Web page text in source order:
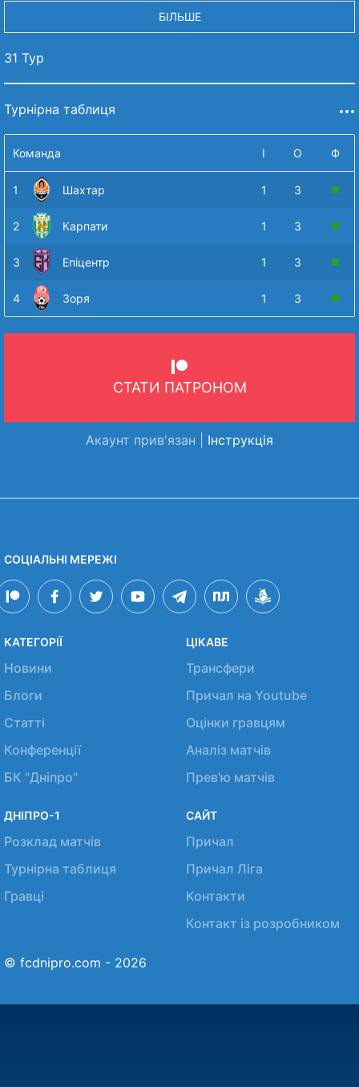
БІЛЬШЕ
31 Тур
Турнірна таблиця
Команда І О Ф
1 Шахтар 1 3
2 Карпати 1 3
3 Епіцентр 1 3
4 Зоря 1 3
СТАТИ ПАТРОНОМ
Акаунт прив'язан | Інструкція
СОЦІАЛЬНІ МЕРЕЖІ
КАТЕГОРІЇ
Новини
Блоги
Статті
Конференції
БК "Дніпро"
ЦІКАВЕ
Трансфери
Причал на Youtube
Оцінки гравцям
Аналіз матчів
Прев'ю матчів
ДНІПРО-1
Розклад матчів
Турнірна таблиця
Гравці
САЙТ
Причал
Причал Ліга
Контакти
Контакт із розробником
© fcdnipro.com - 2026